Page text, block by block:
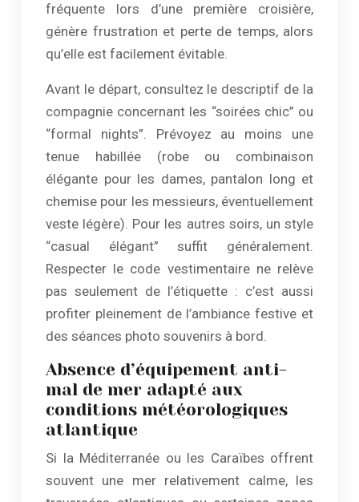
fréquente lors d’une première croisière,
génère frustration et perte de temps, alors
qu’elle est facilement évitable.
Avant le départ, consultez le descriptif de la
compagnie concernant les “soirées chic” ou
“formal nights”. Prévoyez au moins une
tenue habillée (robe ou combinaison
élégante pour les dames, pantalon long et
chemise pour les messieurs, éventuellement
veste légère). Pour les autres soirs, un style
“casual élégant” suffit généralement.
Respecter le code vestimentaire ne relève
pas seulement de l’étiquette : c’est aussi
profiter pleinement de l’ambiance festive et
des séances photo souvenirs à bord.
Absence d’équipement anti-
mal de mer adapté aux
conditions météorologiques
atlantique
Si la Méditerranée ou les Caraïbes offrent
souvent une mer relativement calme, les